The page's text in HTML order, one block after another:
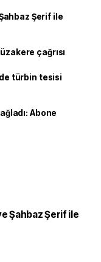
Şerif ile
çağrısı
türbin tesisi
Abone
Şahbaz Şerif ile